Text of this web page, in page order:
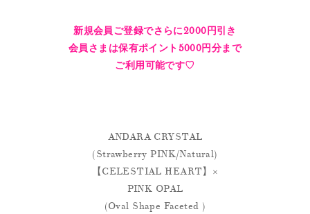
新規会員ご登録でさらに2000円引き
会員さまは保有ポイント5000円分まで
ご利用可能です♡
ANDARA CRYSTAL
(Strawberry PINK/Natural)
【CELESTIAL HEART】×
PINK OPAL
(Oval Shape Faceted )